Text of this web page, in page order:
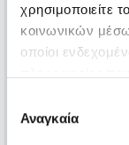
χρησιμοποιείτε
κοινωνικών
οποίοι
των υπηρεσιών
συγκατάθεσης
Αναγκαία